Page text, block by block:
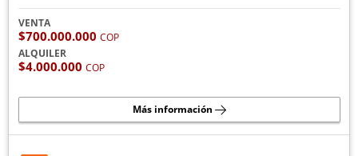
VENTA
$700.000.000 COP
ALQUILER
$4.000.000 COP
Más información